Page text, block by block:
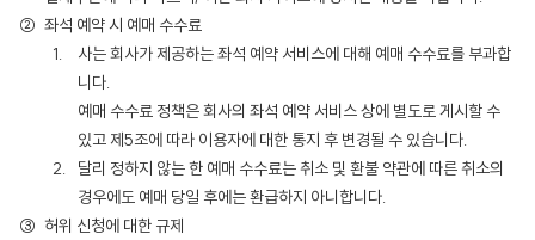
좌석 예약 시 예매 수수료
사는 회사가 제공하는 좌석 예약 서비스에 대해 예매 수수료를 부과합
니다.
예매 수수료 정책은 회사의 좌석 예약 서비스 상에 별도로 게시할 수
있고 제5조에 따라 이용자에 대한 통지 후 변경될 수 있습니다.
달리 정하지 않는 한 예매 수수료는 취소 및 환불 약관에 따른 취소의
경우에도 예매 당일 후에는 환급하지 아니합니다.
허위 신청에 대한 규제